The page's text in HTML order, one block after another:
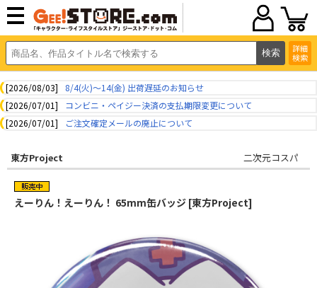
詳細
検索
[2026/08/03]
8/4(火)～14(金) 出荷遅延のお知らせ
[2026/07/01]
コンビニ・ペイジー決済の支払期限変更について
[2026/07/01]
ご注文確定メールの廃止について
東方Project 二次元コスパ
えーりん！えーりん！ 65mm缶バッジ [東方Project]